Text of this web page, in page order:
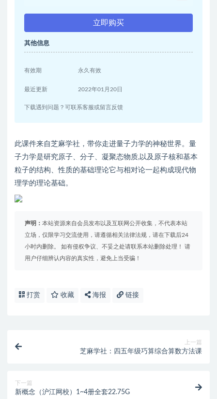
立即购买
其他信息
有效期 永久有效
最近更新 2022年01月20日
下载遇到问题？可联系客服或留言反馈
此课件来自芝麻学社，带你走进量子力学的神秘世界。量
子力学是研究原子、分子、凝聚态物质,以及原子核和基本
粒子的结构、性质的基础理论它与相对论一起构成现代物
理学的理论基础。
声明： 本站资源来自会员发布以及互联网公开收集，不代表本站
立场，仅限学习交流使用，请遵循相关法律法规，请在下载后24
小时内删除。 如有侵权争议、不妥之处请联系本站删除处理！ 请
用户仔细辨认内容的真实性，避免上当受骗！
打赏 收藏 海报 链接
上一篇
芝麻学社：四五年级巧算综合算数方法课
下一篇
新概念（沪江网校）1~4册全套22.75G